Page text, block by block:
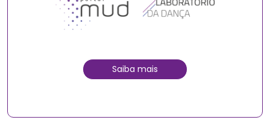
Saiba mais